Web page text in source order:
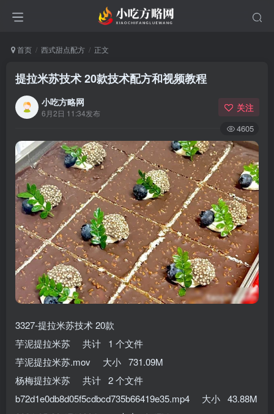
首页 西式甜点配方 正文
提拉米苏技术 20款技术配方和视频教程
小吃方略网
6月2日 11:34发布 关注
4605
3327-提拉米苏技术 20款
芋泥提拉米苏 共计 1 个文件
芋泥提拉米苏.mov 大小 731.09M
杨梅提拉米苏 共计 2 个文件
b72d1e0db8d05f5cdbcd735b66419e35.mp4 大小 43.88M